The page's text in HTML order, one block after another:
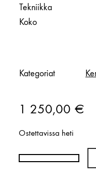
Tekniikka
Koko
Kategoriat
1 250,00 €
Ostettavissa heti
Nathalie